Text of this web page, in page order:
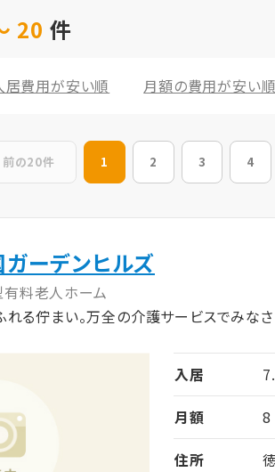
20 件
居費用が安い順 月額の費用が安い順
前の20件 1 2 3 4
ーデンヒルズ
料老人ホーム
る佇まい。万全の介護サービスでみな
入居
月額
8
住所